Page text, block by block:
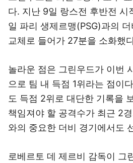
다. 지난 9일 랑스전 후반전 시
일 파리 생제르맹(PSG)과의
교체로 들어가 27분을 소화했
놀라운 점은 그린우드가 이번
으로 팀 내 득점 1위라는 점이
도 득점 2위로 대단한 기록을
책임져야 할 공격수가 최근 2
와의 중요한 더비 경기에서도
로베르토 데 제르비 감독이 그